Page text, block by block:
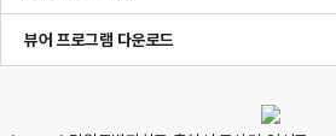
뷰어 프로그램 다운로드